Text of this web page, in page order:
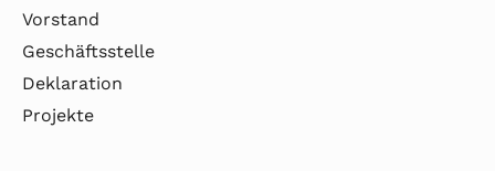
Vorstand
Geschäftsstelle
Deklaration
Projekte